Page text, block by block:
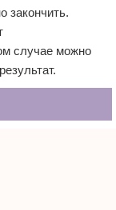
закончить.
случае можно